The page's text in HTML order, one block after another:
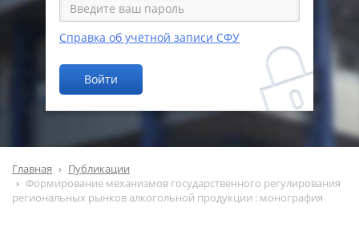
Справка об учётной записи СФУ
Войти
Главная
Публикации
Формирование механизмов государственного регулирования
региональных рынков алкогольной продукции : монография